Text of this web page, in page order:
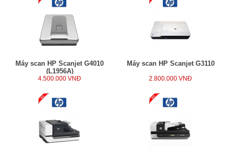
Máy scan HP Scanjet G4010
(L1956A)
4.500.000 VNĐ
Máy scan HP Scanjet G3110
2.800.000 VNĐ